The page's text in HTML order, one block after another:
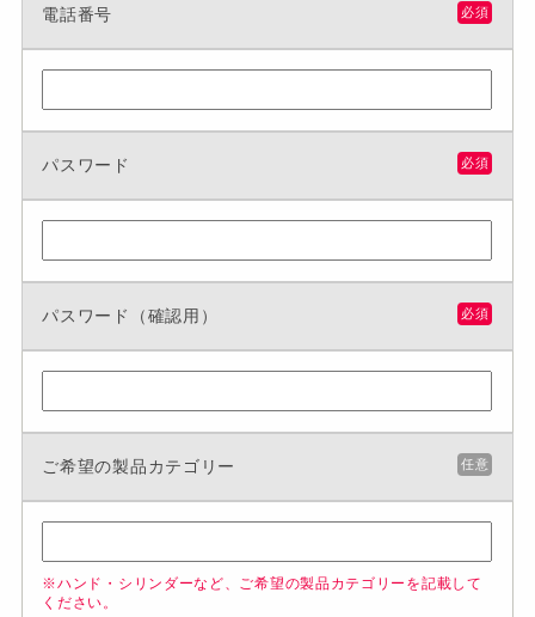
電話番号 必須
パスワード 必須
パスワード（確認用） 必須
ご希望の製品カテゴリー 任意
※ハンド・シリンダーなど、ご希望の製品カテゴリーを記載して
ください。